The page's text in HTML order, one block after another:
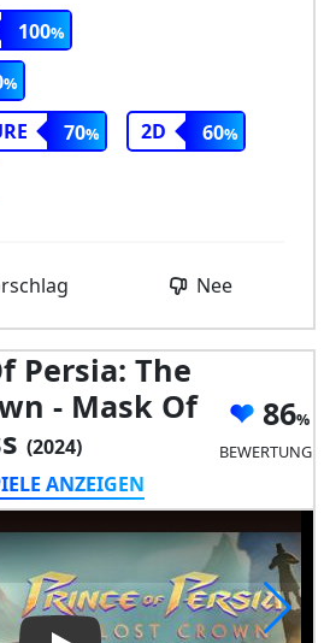
100
70 2D
60
Nee
Persia: The
- Mask Of
(2024)
ANZEIGEN
86
BEWERTUNG